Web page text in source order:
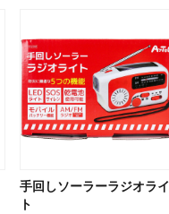
手回しソーラーラジオライ
ト